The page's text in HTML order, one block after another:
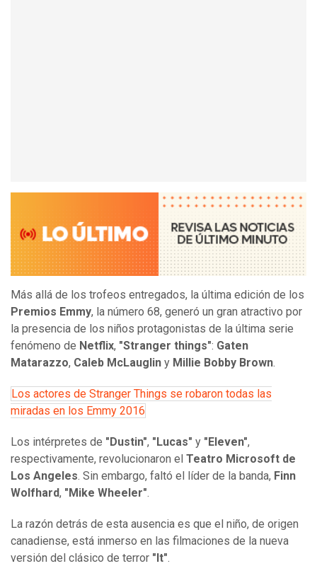
Más allá de los trofeos entregados, la última edición de los
Premios Emmy, la número 68, generó un gran atractivo por
la presencia de los niños protagonistas de la última serie
fenómeno de Netflix, "Stranger things": Gaten
Matarazzo, Caleb McLauglin y Millie Bobby Brown.
Los actores de Stranger Things se robaron todas las
miradas en los Emmy 2016
Los intérpretes de "Dustin", "Lucas" y "Eleven",
respectivamente, revolucionaron el Teatro Microsoft de
Los Angeles. Sin embargo, faltó el líder de la banda, Finn
Wolfhard, "Mike Wheeler".
La razón detrás de esta ausencia es que el niño, de origen
canadiense, está inmerso en las filmaciones de la nueva
versión del clásico de terror "It".